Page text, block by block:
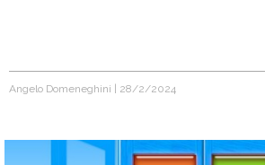
Angelo Domeneghini
28/2/2024